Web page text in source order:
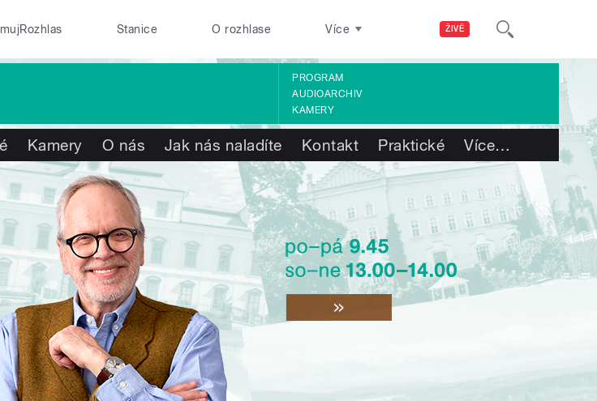
ŽIVĚ
mujRozhlas Stanice O rozhlase Více
PROGRAM
AUDIOARCHIV
KAMERY
Kamery O nás Jak nás naladíte Kontakt Praktické Více…